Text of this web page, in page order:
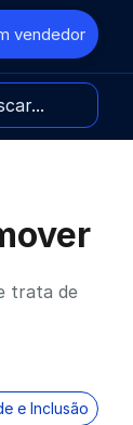
vendedor
trata de
e Inclusão